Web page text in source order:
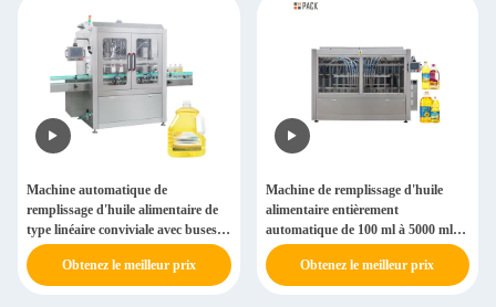
Machine automatique de
remplissage d'huile alimentaire de
type linéaire conviviale avec buses à
aspiration sous vide
Obtenez le meilleur prix
Machine de remplissage d'huile
alimentaire entièrement
automatique de 100 ml à 5000 ml
avec construction en acier
inoxydable 304/316
Obtenez le meilleur prix